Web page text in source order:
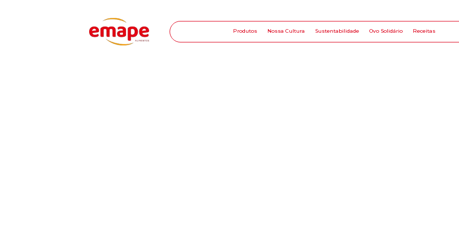
Produtos Nossa Cultura Sustentabilidade Ovo Solidário Receitas